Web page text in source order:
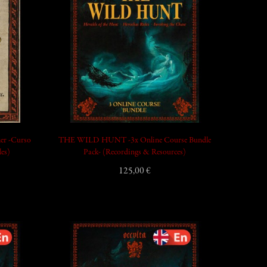
-Curso
add_shopping_cart
THE WILD HUNT -3x Online Course Bundle
Pack- (Recordings & Resources)
125,00 €